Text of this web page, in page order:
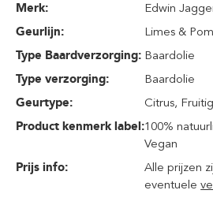
Merk:
Edwin
Geurlijn:
Limes &
Type Baardverzorging: Baardolie
Type verzorging:
Baardolie
Geurtype:
Citrus, Fruitig
Product kenmerk label:100%
Vegan
Prijs info:
Alle prijzen
eventuele